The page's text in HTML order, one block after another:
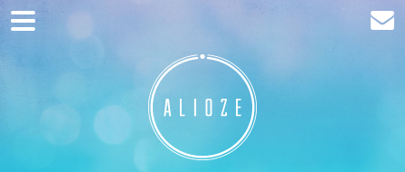
Home
Entwicklung